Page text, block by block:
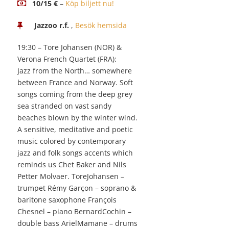
10/15 € – Köp biljett nu!
Jazzoo r.f. , Besök hemsida
19:30 – Tore Johansen (NOR) &
Verona French Quartet (FRA):
Jazz from the North… somewhere
between France and Norway. Soft
songs coming from the deep grey
sea stranded on vast sandy
beaches blown by the winter wind.
A sensitive, meditative and poetic
music colored by contemporary
jazz and folk songs accents which
reminds us Chet Baker and Nils
Petter Molvaer. ToreJohansen –
trumpet Rémy Garçon – soprano &
baritone saxophone François
Chesnel – piano BernardCochin –
double bass ArielMamane – drums